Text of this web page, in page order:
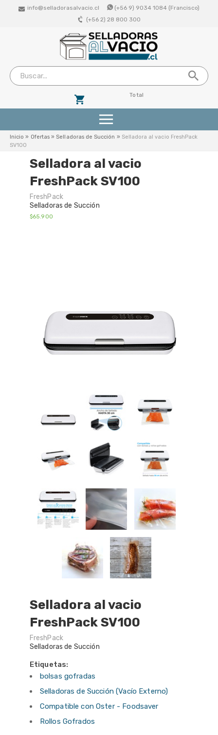
info@selladorasalvacio.cl
(+56 9) 9034 1084 (Francisco)
(+56 2) 28 800 300
Total
Productos
Selladoras Profesionales De Campana
Bolsas De Vacio Lisas
Tipos de selladoras
Servicio Técnico
Inicio » Ofertas »Selladoras de Succión » Selladora al vacio FreshPack
SV100
Selladora al vacio
FreshPack SV100
FreshPack
Selladoras de Succión
$65.900
Selladora al vacio
FreshPack SV100
FreshPack
Selladoras de Succión
Etiquetas:
bolsas gofradas
Selladoras de Succión (Vacío Externo)
Compatible con Oster - Foodsaver
Rollos Gofrados